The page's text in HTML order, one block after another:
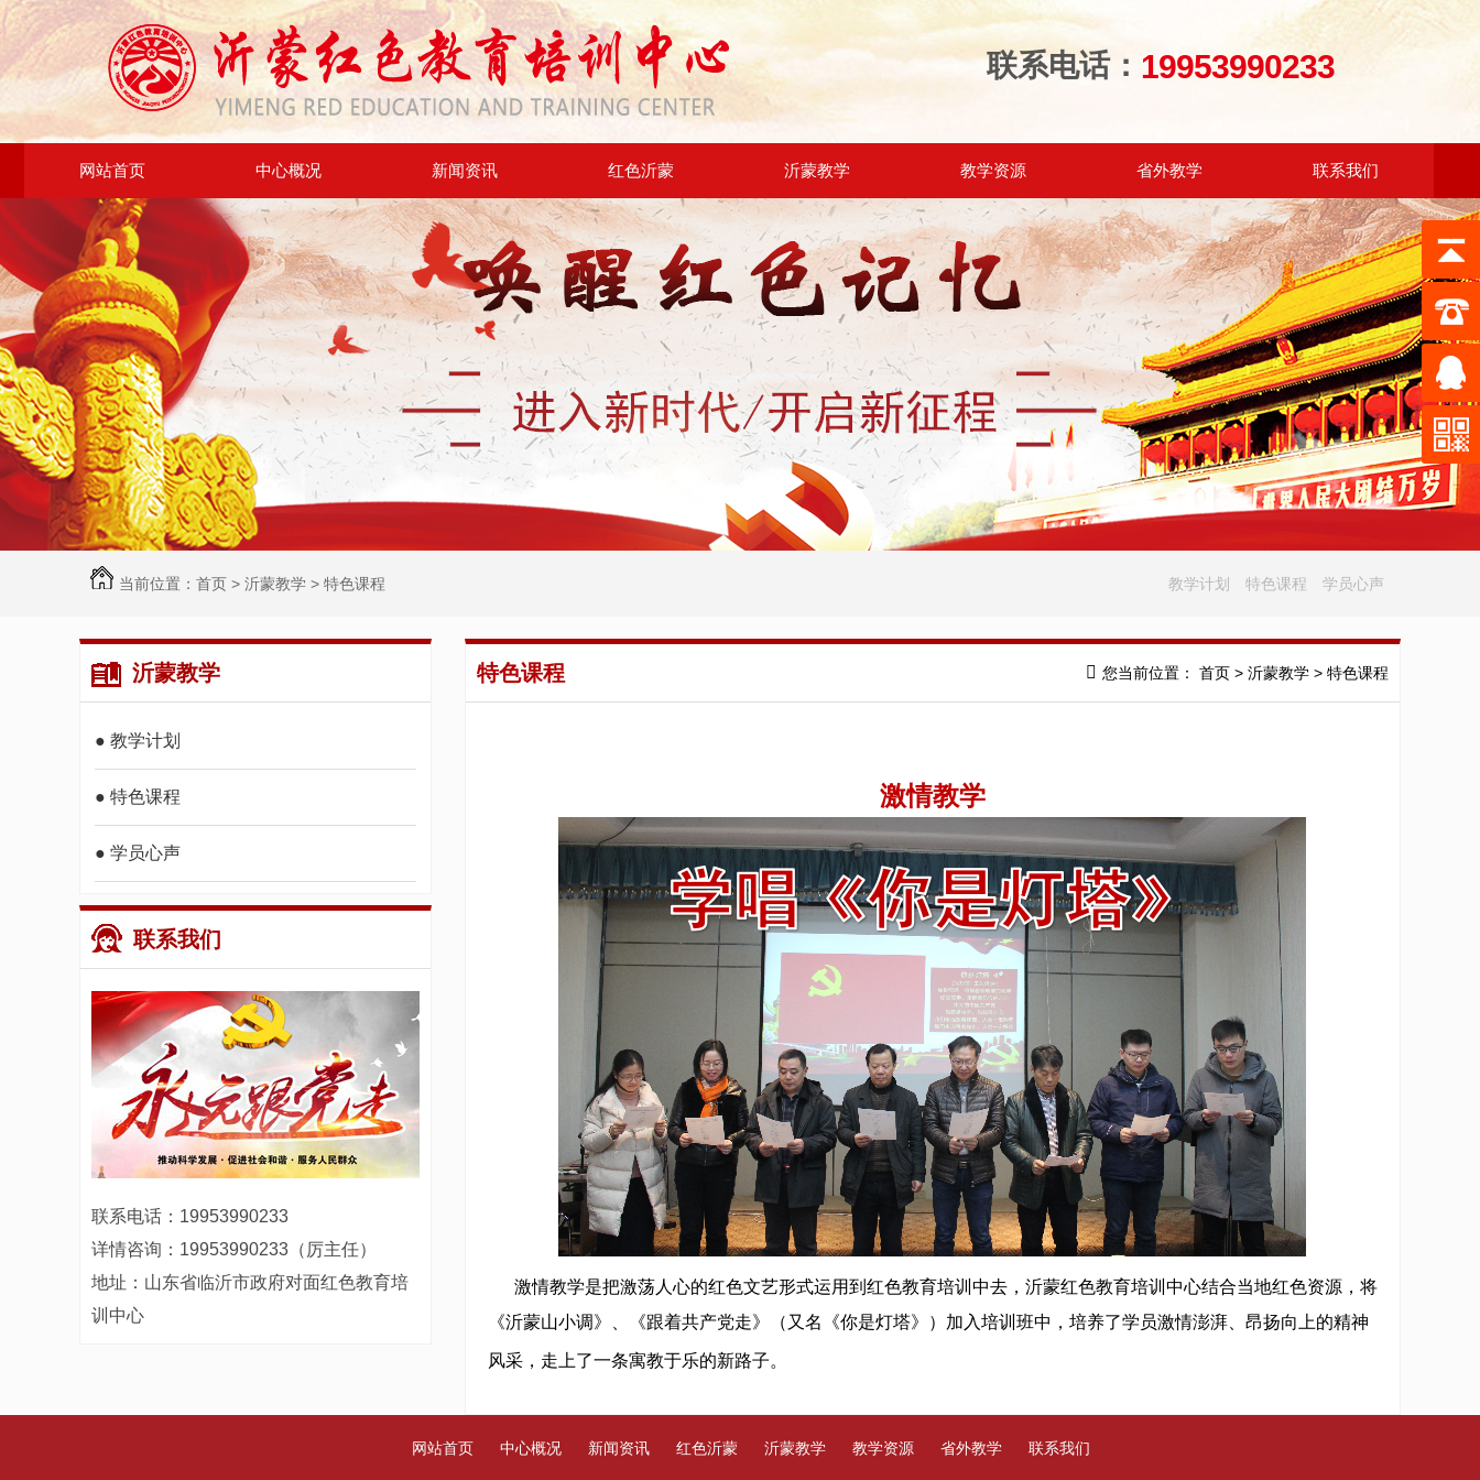
联系电话： 19953990233
网站首页 中心概况 新闻资讯 红色沂蒙 沂蒙教学 教学资源 省外教学 联系我们
当前位置： 首页 > 沂蒙教学 > 特色课程 教学计划 特色课程 学员心声
沂蒙教学
● 教学计划
● 特色课程
● 学员心声
联系我们
联系电话：19953990233
详情咨询：19953990233（厉主任）
地址：山东省临沂市政府对面红色教育培
训中心
特色课程 您当前位置： 首页 > 沂蒙教学 > 特色课程
激情教学
激情教学是把激荡人心的红色文艺形式运用到红色教育培训中去，沂蒙红色教育培训中心结合当地红色资源，将
《沂蒙山小调》、《跟着共产党走》（又名《你是灯塔》）加入培训班中，培养了学员激情澎湃、昂扬向上的精神
风采，走上了一条寓教于乐的新路子。
网站首页 中心概况 新闻资讯 红色沂蒙 沂蒙教学 教学资源 省外教学 联系我们